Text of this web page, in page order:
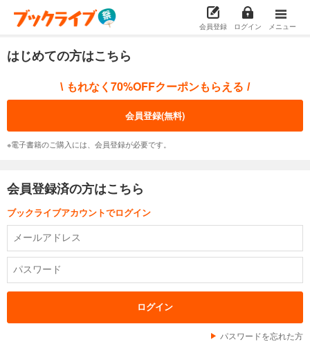
会員登録 ログイン メニュー
はじめての方はこちら
\ もれなく70%OFFクーポンもらえる /
会員登録(無料)
※電子書籍のご購入には、会員登録が必要です。
会員登録済の方はこちら
ブックライブアカウントでログイン
パスワードを忘れた方